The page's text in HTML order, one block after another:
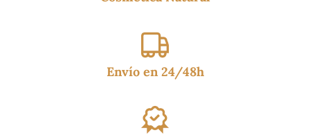
Envío en 24/48h